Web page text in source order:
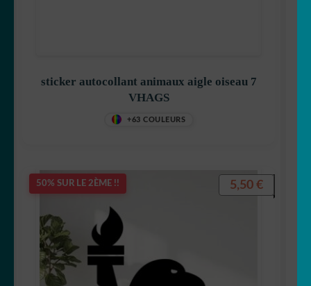
sticker autocollant animaux aigle oiseau 7
VHAGS
+63 COULEURS
50% SUR LE 2ÈME !! 5,50 €